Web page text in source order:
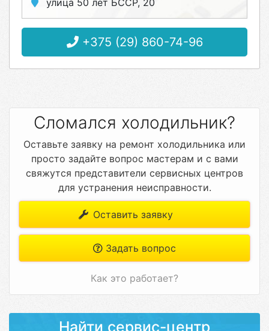
улица 50 лет БССР, 20
+375 (29) 860-74-96
Сломался холодильник?
Оставьте заявку на ремонт холодильника или
просто задайте вопрос мастерам и с вами
свяжутся представители сервисных центров
для устранения неисправности.
Оставить заявку
Задать вопрос
Как это работает?
Найти сервис-центр